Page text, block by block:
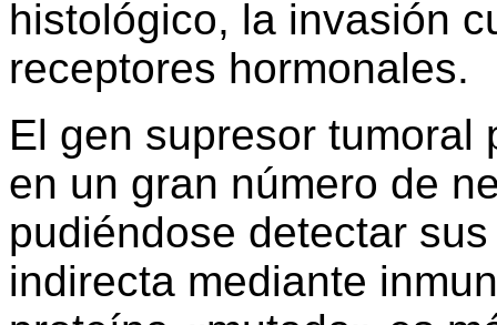
histológico, la invasión
receptores hormonales.
El gen supresor tumoral
en un gran número de
pudiéndose detectar
indirecta mediante